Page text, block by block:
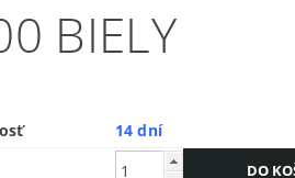
BIELY
14 dní